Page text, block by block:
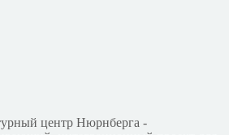
центр Нюрнберга -